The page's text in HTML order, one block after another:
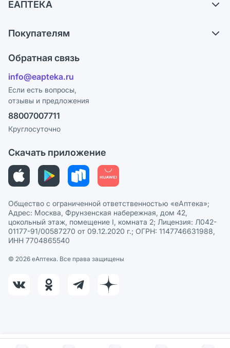
Самовывоз из аптек
Ответы на вопросы
Блог
ЕАПТЕКА
Карьера
Поставщики
Лицензия
Реклама на сайте
Ваши товары на ЕАПТЕКЕ
Покупателям
Программа СберСпасибо
Политика конфиденциальности
Пользовательское соглашение
Политика рекомендаций
Этика и соответствие
Политика в отношении обработки персональных данных
Обратная связь
info@eapteka.ru
Если есть вопросы,
отзывы и предложения
88007007711
Круглосуточно
Скачать приложение
Общество с ограниченной ответственностью «еАптека»;
Адрес: Москва, Фрунзенская набережная, дом 42,
цокольный этаж, помещение I, комната 2; Лицензия: Л042-
01177-91/00587270 от 09.12.2020 г.; ОГРН: 1147746631988,
ИНН 7704865540
© 2026 eАптека. Все права защищены